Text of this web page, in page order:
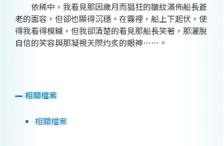
依稀中，我看見那因歲月而猖狂的皺紋滿佈船長蒼
老的面容，但卻也顯得沉穩。在霧裡，船上下起伏，使
得我看得模糊，但我卻清楚的看見那船長笑著，那灑脫
自信的笑容與那凝視天際灼炙的眼神……。
相關檔案
相關檔案